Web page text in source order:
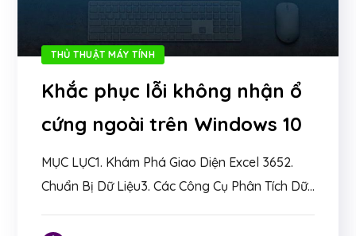
THỦ THUẬT MÁY TÍNH
Khắc phục lỗi không nhận ổ
cứng ngoài trên Windows 10
MỤC LỤC1. Khám Phá Giao Diện Excel 3652.
Chuẩn Bị Dữ Liệu3. Các Công Cụ Phân Tích Dữ...